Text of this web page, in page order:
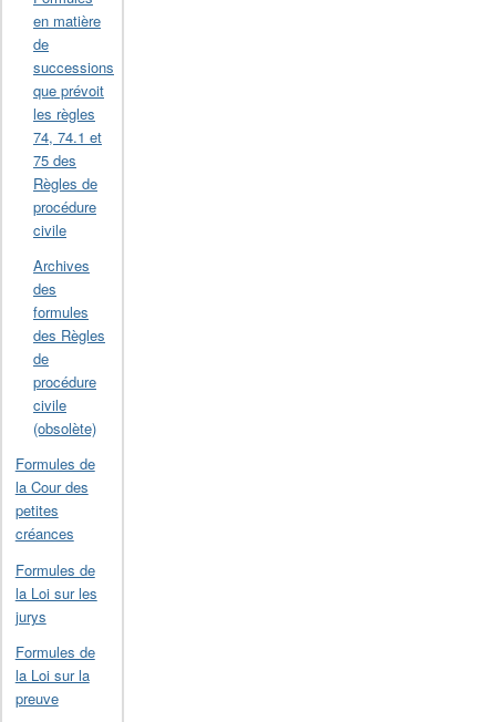
en matière
de
successions
que prévoit
les règles
74, 74.1 et
75 des
Règles de
procédure
civile
Archives
des
formules
des Règles
de
procédure
civile
(obsolète)
Formules de
la Cour des
petites
créances
Formules de
la Loi sur les
jurys
Formules de
la Loi sur la
preuve